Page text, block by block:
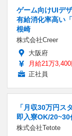
ゲーム向けUIデ
有給消化率高い
根崎
株式会社Creer
大阪府
月給21万
正社員
「月収30万円ス
即入寮OK/20~30
株式会社Tetote